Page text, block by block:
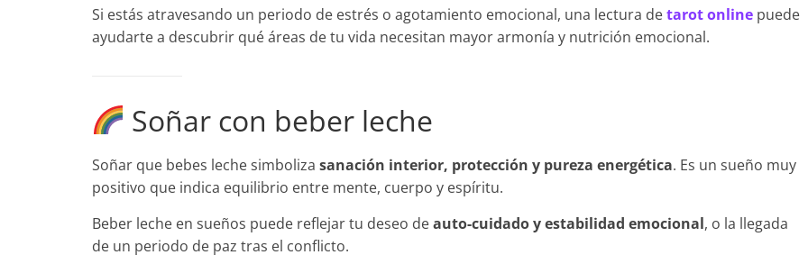
Si estás atravesando un periodo de estrés o agotamiento emocional, una lectura detarot online puede
ayudarte a descubrir qué áreas de tu vida necesitan mayor armonía y nutrición emocional.
Soñar con beber leche
Soñar que bebes leche simboliza sanación interior, protección y pureza energética. Es un sueño muy
positivo que indica equilibrio entre mente, cuerpo y espíritu.
Beber leche en sueños puede reflejar tu deseo deauto-cuidado y estabilidad emocional, o la llegada
de un periodo de paz tras el conflicto.